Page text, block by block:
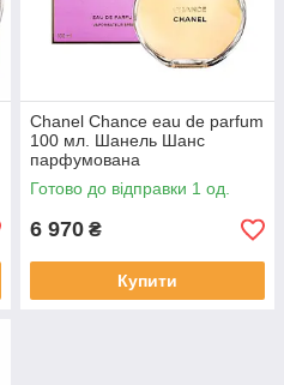
Chanel Chance eau de parfum
100 мл. Шанель Шанс
парфумована
Готово до відправки 1 од.
6 970 ₴
Купити